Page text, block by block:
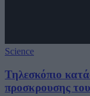
Science
Τηλεσκόπιο
προσκρουσης